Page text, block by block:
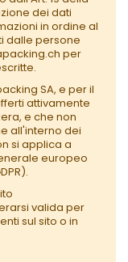
dei dati
in ordine al
dalle persone
per
SA, e per il
attivamente
e che non
all'interno dei
si applica a
europeo
valida per
sul sito o in